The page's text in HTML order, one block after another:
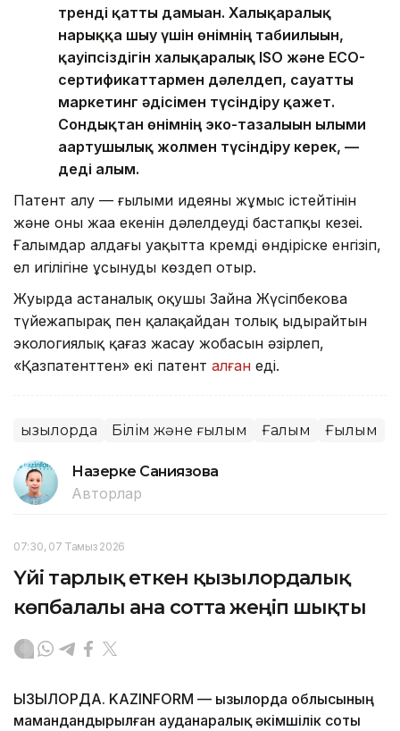
тренді қатты дамыған. Халықаралық
нарыққа шығу үшін өнімнің табиғилығын,
қауіпсіздігін халықаралық ISO және ECO-
сертификаттармен дәлелдеп, сауатты
маркетинг әдісімен түсіндіру қажет.
Сондықтан өнімнің эко-тазалығын ғылыми
ағартушылық жолмен түсіндіру керек, —
деді ғалым.
Патент алу — ғылыми идеяның жұмыс істейтінін
және оның жаңа екенін дәлелдеудің бастапқы кезеңі.
Ғалымдар алдағы уақытта кремді өндіріске енгізіп,
ел игілігіне ұсынуды көздеп отыр.
Жуырда астаналық оқушы Зайна Жүсіпбекова
түйежапырақ пен қалақайдан толық ыдырайтын
экологиялық қағаз жасау жобасын әзірлеп,
«Қазпатенттен» екі патент алған еді.
Қызылорда Білім және ғылым Ғалым Ғылым
Назерке Саниязова
Авторлар
07:30, 07 Тамыз 2026
Үйі тарлық еткен қызылордалық
көпбалалы ана сотта жеңіп шықты
ҚЫЗЫЛОРДА. KAZINFORM — Қызылорда облысының
мамандандырылған ауданаралық әкімшілік соты